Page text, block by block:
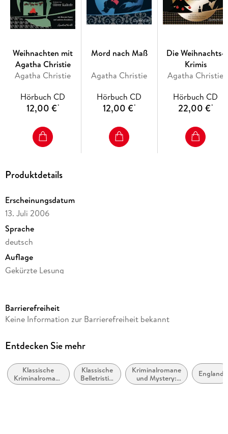
Hören Sie selbst, wie Peter Kaempfe in dieser spannenden
Lesung Superintendent Battle und Eileen auf Verbrecherjagd
schickt.
(3 CDs, Laufzeit: 3h 35)
Weihnachten mit
Agatha Christie
Agatha Christie
Hörbuch CD
12,00 €*
Mord nach Maß
Agatha Christie
Hörbuch CD
12,00 €*
Die Weihnachts-
Krimis
Agatha Christie
Hörbuch CD
22,00 €*
Produktdetails
Erscheinungsdatum
13. Juli 2006
Sprache
deutsch
Auflage
Gekürzte Lesung
Laufzeit
Reihe
Autor/Autorin
Agatha Christie
Barrierefreiheit
Keine Information zur Barrierefreiheit bekannt
Entdecken Sie mehr
Klassische
Kriminalromane
und Mystery
Klassische
Belletristik:
allgemein
Kriminalromane
und Mystery:
weibliche
England